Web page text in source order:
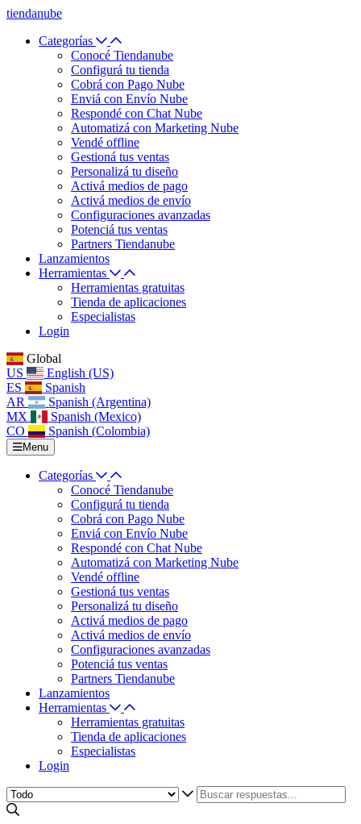
tiendanube
Categorías
Conocé Tiendanube
Configurá tu tienda
Cobrá con Pago Nube
Enviá con Envío Nube
Respondé con Chat Nube
Automatizá con Marketing Nube
Vendé offline
Gestioná tus ventas
Personalizá tu diseño
Activá medios de pago
Activá medios de envío
Configuraciones avanzadas
Potenciá tus ventas
Partners Tiendanube
Lanzamientos
Herramientas
Herramientas gratuitas
Tienda de aplicaciones
Especialistas
Login
Global
US
English (US)
ES
Spanish
AR
Spanish (Argentina)
MX
Spanish (Mexico)
CO
Spanish (Colombia)
Menu
Categorías
Conocé Tiendanube
Configurá tu tienda
Cobrá con Pago Nube
Enviá con Envío Nube
Respondé con Chat Nube
Automatizá con Marketing Nube
Vendé offline
Gestioná tus ventas
Personalizá tu diseño
Activá medios de pago
Activá medios de envío
Configuraciones avanzadas
Potenciá tus ventas
Partners Tiendanube
Lanzamientos
Herramientas
Herramientas gratuitas
Tienda de aplicaciones
Especialistas
Login